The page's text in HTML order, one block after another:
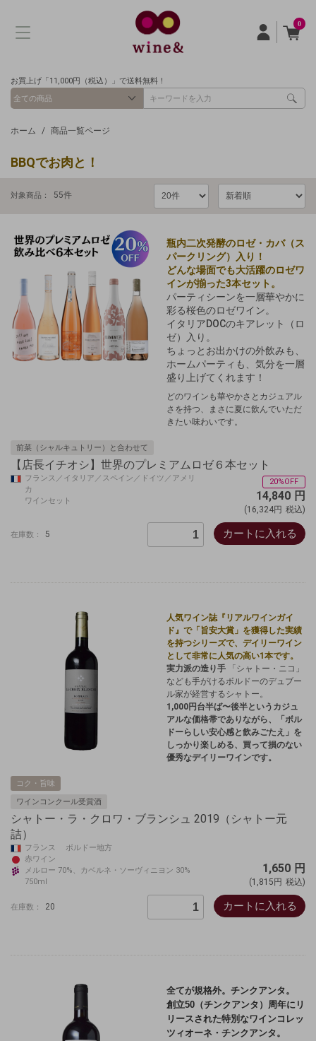
0
お買上げ「11,000円（税込）」で送料無料！
ホーム 商品一覧ページ
BBQでお肉と！
対象商品： 55件
瓶内二次発酵のロゼ・カバ（ス
パークリング）入り！
どんな場面でも大活躍のロゼワ
インが揃った3本セット。
パーティシーンを一層華やかに
彩る桜色のロゼワイン。
イタリアDOCのキアレット（ロ
ゼ）入り。
ちょっとお出かけの外飲みも、
ホームパーティも、気分を一層
盛り上げてくれます！
どのワインも華やかさとカジュアル
さを持つ、まさに夏に飲んでいただ
きたい味わいです。
前菜（シャルキュトリー）と合わせて
【店長イチオシ】世界のプレミアムロゼ６本セット
フランス／イタリア／スペイン／ドイツ／アメリ
カ
ワインセット
20%OFF
14,840 円
(16,324円 税込)
在庫数： 5 カートに入れる
人気ワイン誌『リアルワインガイ
ド』で「旨安大賞」を獲得した実績
を持つシリーズで、デイリーワイン
として非常に人気の高い1本です。
実力派の造り手「シャトー・ニコ」
なども手がけるボルドーのデュブー
ル家が経営するシャトー。
1,000円台半ば〜後半というカジュ
アルな価格帯でありながら、「ボル
ドーらしい安心感と飲みごたえ」を
しっかり楽しめる、買って損のない
優秀なデイリーワインです。
コク・旨味
ワインコンクール受賞酒
シャトー・ラ・クロワ・ブランシュ 2019（シャトー元
詰）
フランス ボルドー地方
赤ワイン
メルロー 70%、カベルネ・ソーヴィニヨン 30%
750ml
1,650 円
(1,815円 税込)
在庫数： 20 カートに入れる
全てが規格外。チンクアンタ。
創立50（チンクアンタ）周年にリ
リースされた特別なワインコレッ
ツィオーネ・チンクアンタ。